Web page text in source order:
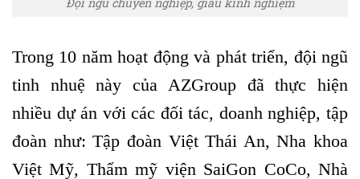
Trong 10 năm hoạt động và phát triển, đội ngũ
tinh nhuệ này của AZGroup đã thực hiện
nhiều dự án với các đối tác, doanh nghiệp, tập
đoàn như: Tập đoàn Việt Thái An, Nha khoa
Việt Mỹ, Thẩm mỹ viện SaiGon CoCo, Nhà